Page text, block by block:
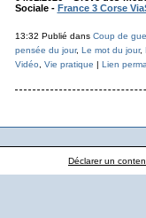
Sociale - France 3 Corse
13:32 Publié dans Coup de
pensée du jour, Le mot du jour,
Vidéo
Vie pratique | Lien
Déclarer un